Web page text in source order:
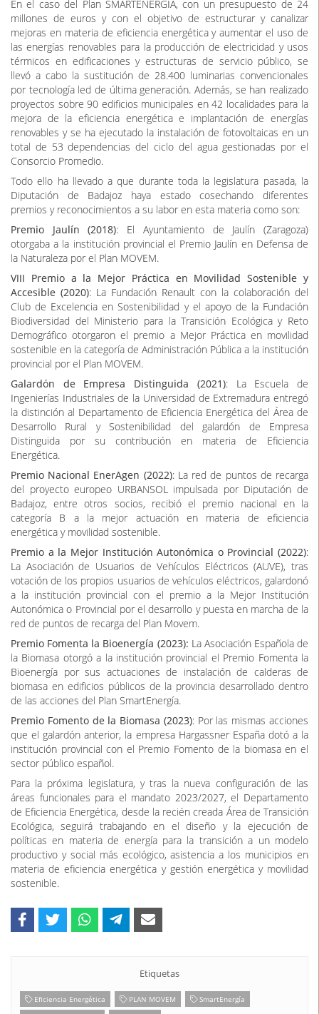
mejoras en materia de eficiencia energética y aumentar el uso de
las energías renovables para la producción de electricidad y usos
térmicos en edificaciones y estructuras de servicio público, se
llevó a cabo la sustitución de 28.400 luminarias convencionales
por tecnología led de última generación. Además, se han realizado
proyectos sobre 90 edificios municipales en 42 localidades para la
mejora de la eficiencia energética e implantación de energías
renovables y se ha ejecutado la instalación de fotovoltaicas en un
total de 53 dependencias del ciclo del agua gestionadas por el
Consorcio Promedio.
Todo ello ha llevado a que durante toda la legislatura pasada, la
premios y reconocimientos a su labor en esta materia como son:
Premio Jaulín (2018): El Ayuntamiento de Jaulín (Zaragoza)
otorgaba a la institución provincial el Premio Jaulín en Defensa de
la Naturaleza por el Plan MOVEM.
VIII Premio a la Mejor Práctica en Movilidad Sostenible y
Accesible (2020)
Club de Excelencia en Sostenibilidad y el apoyo de la Fundación
Biodiversidad del Ministerio para la Transición Ecológica y Reto
Demográfico otorgaron el premio a Mejor Práctica en movilidad
sostenible en la categoría de Administración Pública a la institución
provincial por el Plan MOVEM.
Galardón de Empresa Distinguida (2021)
Ingenierías Industriales de la Universidad de Extremadura entregó
la distinción al Departamento de Eficiencia Energética del Área de
Desarrollo Rural y Sostenibilidad del galardón de Empresa
Distinguida por su contribución en materia de Eficiencia
Energética.
Premio Nacional EnerAgen (2022)
del proyecto europeo URBANSOL impulsada por Diputación de
Badajoz, entre otros socios, recibió el premio nacional en la
categoría B a la mejor actuación en materia de eficiencia
energética y movilidad sostenible.
Premio a la Mejor Institución Autonómica o Provincial (2022)
La Asociación de Usuarios de Vehículos Eléctricos (AUVE), tras
votación de los propios usuarios de vehículos eléctricos, galardonó
a la institución provincial con el premio a la Mejor Institución
Autonómica o Provincial por el desarrollo y puesta en marcha de la
red de puntos de recarga del Plan Movem.
Premio Fomenta la Bioenergía (2023):La Asociación Española de
la Biomasa otorgó a la institución provincial el Premio Fomenta la
Bioenergía por sus actuaciones de instalación de calderas de
biomasa en edificios públicos de la provincia desarrollado dentro
de las acciones del Plan SmartEnergía.
Premio Fomento de la Biomasa (2023)
que el galardón anterior, la empresa Hargassner España dotó a la
institución provincial con el Premio Fomento de la biomasa en el
sector público español.
Para la próxima legislatura, y tras la nueva configuración de las
áreas funcionales para el mandato 2023/2027, el Departamento
de Eficiencia Energética, desde la recién creada Área de Transición
Ecológica, seguirá trabajando en el diseño y la ejecución de
políticas en materia de energía para la transición a un modelo
productivo y social más ecológico, asistencia a los municipios en
materia de eficiencia energética y gestión energética y movilidad
sostenible.
PLAN MOVEM
Movilidad eléctrica
DUS 5000